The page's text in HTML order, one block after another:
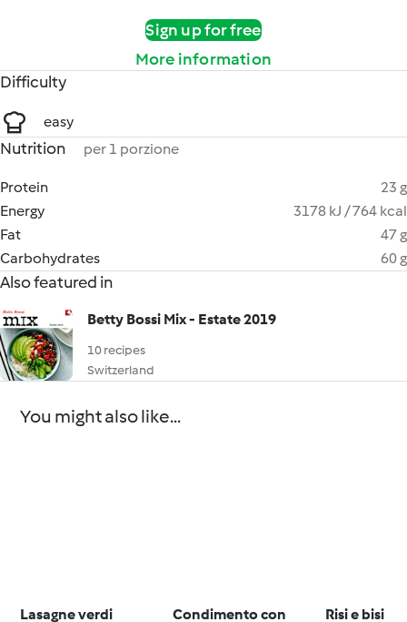
Sign up for free
More information
Difficulty
easy
Nutrition per 1 porzione
Protein
23 g
Energy
3178 kJ / 764 kcal
Fat
47 g
Carbohydrates
60 g
Also featured in
Betty Bossi Mix - Estate 2019
10 recipes
Switzerland
You might also like...
Lasagne verdi Condimento con Risi e bisi